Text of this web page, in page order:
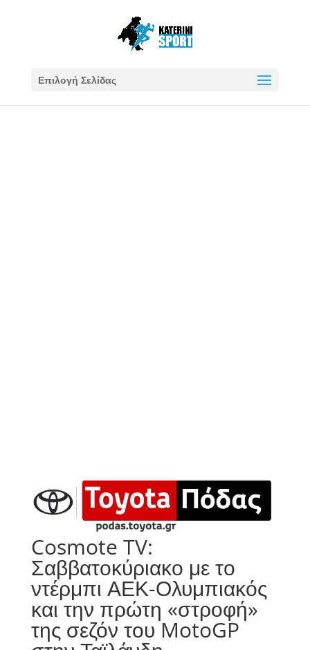
Επιλογή Σελίδας
Cosmote TV:
Σαββατοκύριακο με το
ντέρμπι ΑΕΚ-Ολυμπιακός
και την πρώτη «στροφή»
της σεζόν του MotoGP